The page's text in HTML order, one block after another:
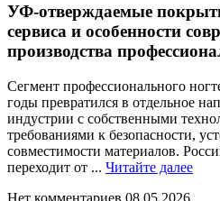
УФ-отверждаемые
сервиса и особенности
производства
Сегмент профессионального
годы превратился в отдельное
индустрии с собственными
требованиями к безопасности,
совместимости материалов.
переходит от ... Читайте далее
Нет комментариев 08.05.2026